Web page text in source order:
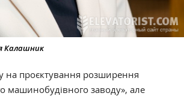
Калашник
на проєктування розширення
машинобудівного заводу», але